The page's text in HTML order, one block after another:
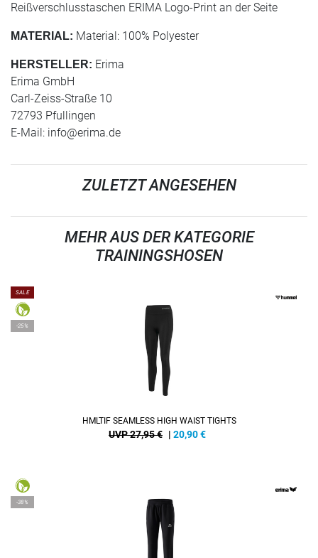
Reißverschlusstaschen ERIMA Logo-Print an der Seite
MATERIAL: Material: 100% Polyester
HERSTELLER: Erima
Erima GmbH
Carl-Zeiss-Straße 10
72793 Pfullingen
E-Mail: info@erima.de
ZULETZT ANGESEHEN
MEHR AUS DER KATEGORIE
TRAININGSHOSEN
SALE
-25%
HMLTIF SEAMLESS HIGH WAIST TIGHTS
UVP 27,95 € | 20,90€
-38%